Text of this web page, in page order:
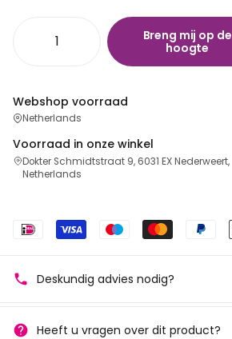
Breng mij op de
hoogte
Webshop voorraad
Netherlands
Voorraad in onze winkel
Dokter Schmidtstraat 9, 6031 EX Nederweert,
Netherlands
Deskundig advies nodig?
Heeft u vragen over dit product?